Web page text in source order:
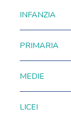
INFANZIA
PRIMARIA
MEDIE
LICEI